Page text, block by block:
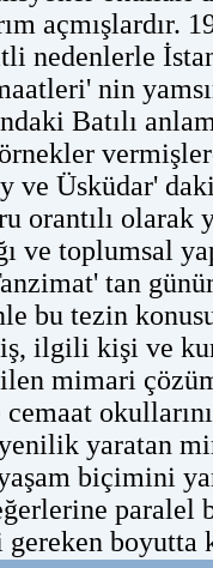
açmışlardır.
nedenlerle
nin
Batılı
ve Üsküdar'
orantılı
ve toplumsal
tan
bu tezin
ilgili kişi ve
mimari
cemaat
yaratan
biçimini
paralel
boyutta